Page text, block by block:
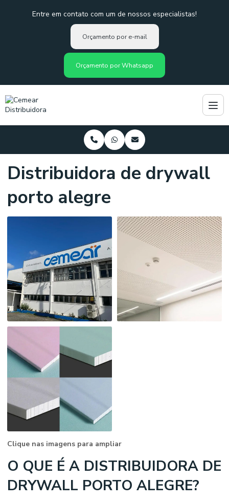
Entre em contato com um de nossos especialistas!
Orçamento por e-mail
Orçamento por Whatsapp
Distribuidora de drywall
porto alegre
Clique nas imagens para ampliar
O QUE É A DISTRIBUIDORA DE
DRYWALL PORTO ALEGRE?